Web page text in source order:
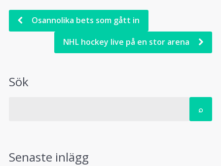
Osannolika bets som gått in
NHL hockey live på en stor arena
Sök
Senaste inlägg